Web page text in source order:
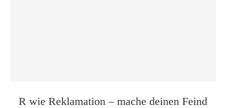
R wie Reklamation – mache deinen Feind